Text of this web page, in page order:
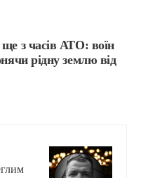
з часів АТО: воїн
рідну землю від